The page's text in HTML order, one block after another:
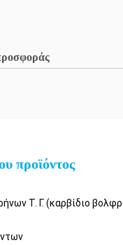
προϊόντος
Τ. Γ. (καρβίδιο